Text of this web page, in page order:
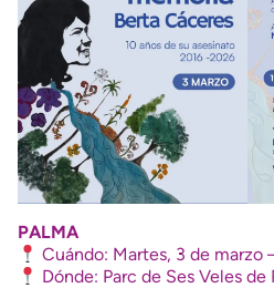
PALMA
Cuándo: Martes, 3 de marzo
Dónde: Parc de Ses Veles de